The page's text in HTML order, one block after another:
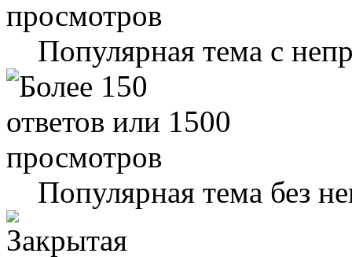
Популярная тема с
Популярная тема без